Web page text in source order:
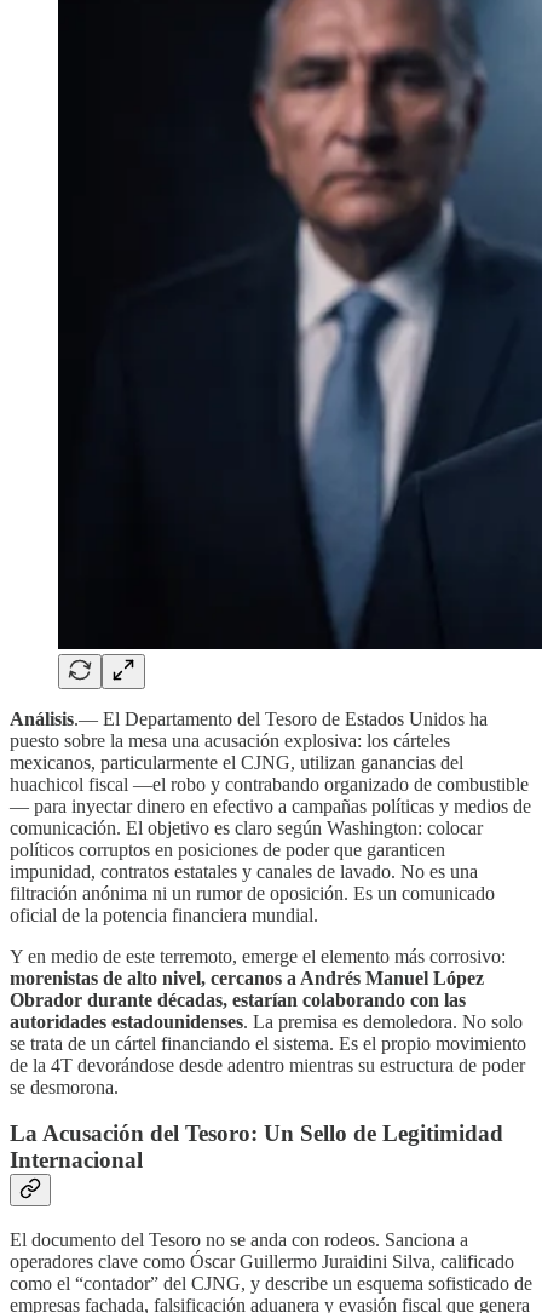
Análisis.— El Departamento del Tesoro de Estados Unidos ha
puesto sobre la mesa una acusación explosiva: los cárteles
mexicanos, particularmente el CJNG, utilizan ganancias del
huachicol fiscal —el robo y contrabando organizado de combustible
— para inyectar dinero en efectivo a campañas políticas y medios de
comunicación. El objetivo es claro según Washington: colocar
políticos corruptos en posiciones de poder que garanticen
impunidad, contratos estatales y canales de lavado. No es una
filtración anónima ni un rumor de oposición. Es un comunicado
oficial de la potencia financiera mundial.
Y en medio de este terremoto, emerge el elemento más corrosivo:
morenistas de alto nivel, cercanos a Andrés Manuel López
Obrador durante décadas, estarían colaborando con las
autoridades estadounidenses. La premisa es demoledora. No solo
se trata de un cártel financiando el sistema. Es el propio movimiento
de la 4T devorándose desde adentro mientras su estructura de poder
se desmorona.
La Acusación del Tesoro: Un Sello de Legitimidad
Internacional
El documento del Tesoro no se anda con rodeos. Sanciona a
operadores clave como Óscar Guillermo Juraidini Silva, calificado
como el “contador” del CJNG, y describe un esquema sofisticado de
empresas fachada, falsificación aduanera y evasión fiscal que genera